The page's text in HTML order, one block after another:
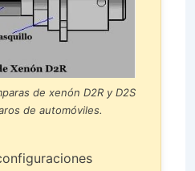
de xenón D2R y D2S
de automóviles.